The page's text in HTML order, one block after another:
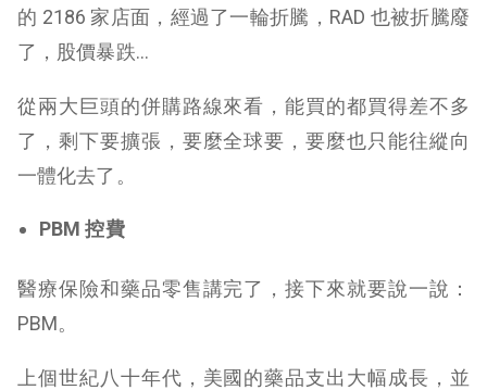
的 2186 家店面，經過了一輪折騰，RAD 也被折騰廢
了，股價暴跌…
從兩大巨頭的併購路線來看，能買的都買得差不多
了，剩下要擴張，要麼全球要，要麼也只能往縱向
一體化去了。
PBM 控費
醫療保險和藥品零售講完了，接下來就要說一說：
PBM。
上個世紀八十年代，美國的藥品支出大幅成長，並